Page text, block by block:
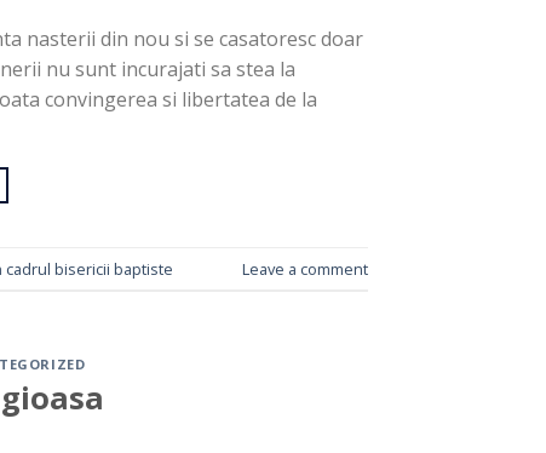
nasterii din nou si se casatoresc doar
nu sunt incurajati sa stea la
convingerea si libertatea de la
cadrul bisericii baptiste Leave a comment